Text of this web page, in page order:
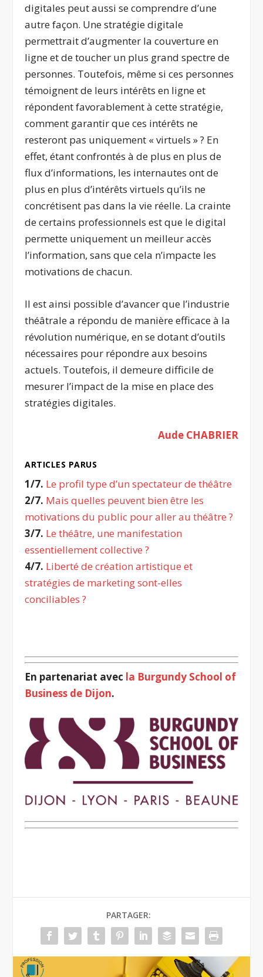
digitales peut aussi se comprendre d’une
autre façon. Une stratégie digitale
permettrait d’augmenter la couverture en
ligne et de toucher un plus grand spectre de
personnes. Toutefois, même si ces personnes
témoignent de leurs intérêts en ligne et
répondent favorablement à cette stratégie,
comment garantir que ces intérêts ne
resteront pas uniquement « virtuels » ? En
effet, étant confrontés à de plus en plus de
flux d’informations, les internautes ont de
plus en plus d’intérêts virtuels qu’ils ne
concrétisent pas dans la vie réelle. La crainte
de certains professionnels est que le digital
permette uniquement un meilleur accès
l’information, sans que cela n’impacte les
motivations de chacun.
Il est ainsi possible d’avancer que l’industrie
théâtrale a répondu de manière efficace à la
révolution numérique, en se dotant d’outils
nécessaires pour répondre aux besoins
actuels. Toutefois, il demeure difficile de
mesurer l’impact de la mise en place des
stratégies digitales.
Aude CHABRIER
ARTICLES PARUS
1/7. Le profil type d’un spectateur de théâtre
2/7. Mais quelles peuvent bien être les
motivations du public pour aller au théâtre ?
3/7. Le théâtre, une manifestation
essentiellement collective ?
4/7. Liberté de création artistique et
stratégies de marketing sont-elles
conciliables ?
En partenariat avec la Burgundy School of
Business de Dijon.
PARTAGER: